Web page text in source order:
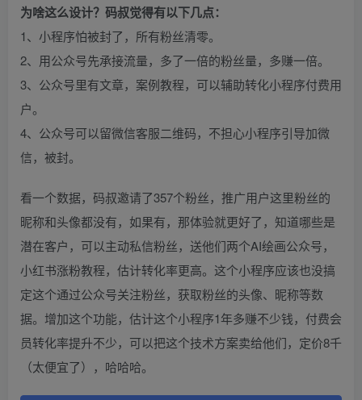
为啥这么设计？码叔觉得有以下几点：
1、小程序怕被封了，所有粉丝清零。
2、用公众号先承接流量，多了一倍的粉丝量，多赚一倍。
3、公众号里有文章，案例教程，可以辅助转化小程序付费用
户。
4、公众号可以留微信客服二维码，不担心小程序引导加微
信，被封。
看一个数据，码叔邀请了357个粉丝，推广用户这里粉丝的
昵称和头像都没有，如果有，那体验就更好了，知道哪些是
潜在客户，可以主动私信粉丝，送他们两个AI绘画公众号，
小红书涨粉教程，估计转化率更高。这个小程序应该也没搞
定这个通过公众号关注粉丝，获取粉丝的头像、昵称等数
据。增加这个功能，估计这个小程序1年多赚不少钱，付费会
员转化率提升不少，可以把这个技术方案卖给他们，定价8千
（太便宜了），哈哈哈。